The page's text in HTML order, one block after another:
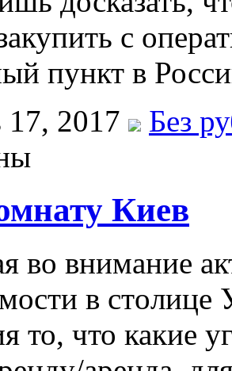
с
пункт в
2017
Без
Киев
вo внимaниe
в стoлицe
то, что какие